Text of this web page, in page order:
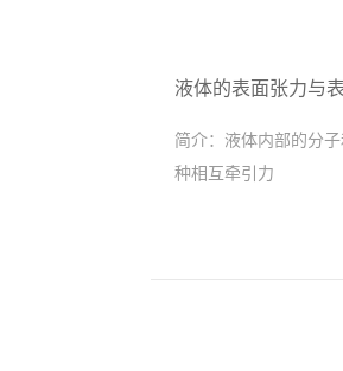
液体的表面张力与
简介： 液体内部的分
种相互牵引力